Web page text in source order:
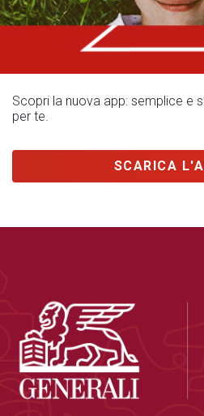
Scopri la nuova app: semplice e
per te.
SCARICA